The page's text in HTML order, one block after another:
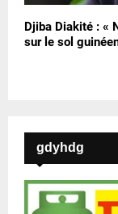
Djiba Diakité : «
sur le sol
gdyhdg